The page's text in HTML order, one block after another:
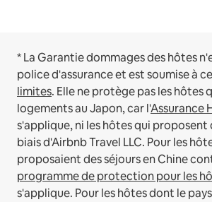
* La Garantie dommages des hôtes
police d'assurance et est soumise à
limites. Elle ne protège pas les hôtes
logements au Japon, car l'Assurance
s'applique, ni les hôtes qui proposent
biais d'Airbnb Travel LLC. Pour les
proposaient des séjours en Chine
programme de protection pour les
s'applique. Pour les hôtes dont le